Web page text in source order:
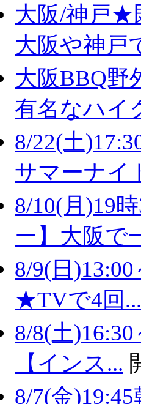
大阪/神戸★
大阪や神戸
大阪BBQ野
有名なハイ
8/22(土
サマーナイ
8/10(月)19
ー】大阪で
8/9(日
★TVで4回...
8/8(土
【インス...
8/7(金